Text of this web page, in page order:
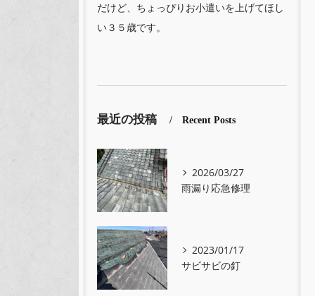
だけど、ちょっぴりお小遣いを上げてほし
い３５歳です。
最近の投稿 Recent Posts
2026/03/27
雨漏り応急修理
2023/01/17
サビサビの釘